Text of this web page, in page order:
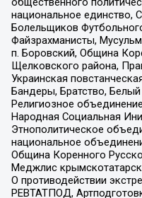
национальное единство,
Болельщиков
Файзрахманисты,
п. Боровский, Община
Щелковского района,
Украинская
Бандеры, Братство,
Религиозное
Народная Социальная
Этнополитическое
национальное
Община Коренного
Меджлис
О противодействии
РЕВТАТПОД,